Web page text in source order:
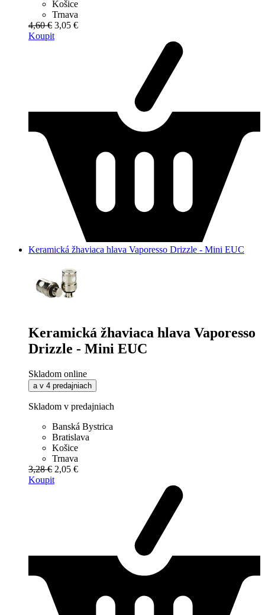
Košice
Trnava
4,60 € 3,05 €
Koupit
Keramická žhaviaca hlava Vaporesso Drizzle - Mini EUC
Keramická žhaviaca hlava Vaporesso
Drizzle - Mini EUC
Skladom online
a v 4 predajniach
Skladom v predajniach
Banská Bystrica
Bratislava
Košice
Trnava
3,28 € 2,05 €
Koupit